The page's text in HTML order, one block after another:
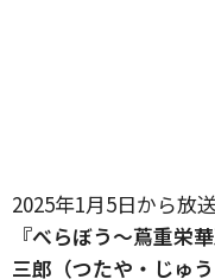
2025年1月5日から放
『べらぼう〜蔦重栄
三郎（つたや・じゅう